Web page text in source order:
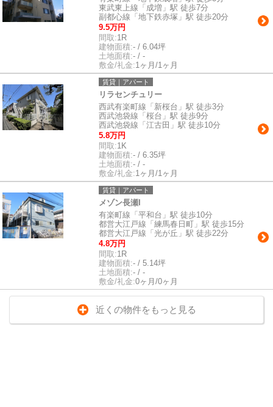
東武東上線「成増」駅 徒歩7分
副都心線「地下鉄赤塚」駅 徒歩20分
9.5万円
間取:1R
建物面積:- / 6.04坪
土地面積:- / -
敷金/礼金:1ヶ月/1ヶ月
賃貸｜アパート
リラセンチュリー
西武有楽町線「新桜台」駅 徒歩3分
西武池袋線「桜台」駅 徒歩9分
西武池袋線「江古田」駅 徒歩10分
5.8万円
間取:1K
建物面積:- / 6.35坪
土地面積:- / -
敷金/礼金:1ヶ月/1ヶ月
賃貸｜アパート
メゾン長瀬I
有楽町線「平和台」駅 徒歩10分
都営大江戸線「練馬春日町」駅 徒歩15分
都営大江戸線「光が丘」駅 徒歩22分
4.8万円
間取:1R
建物面積:- / 5.14坪
土地面積:- / -
敷金/礼金:0ヶ月/0ヶ月
近くの物件をもっと見る